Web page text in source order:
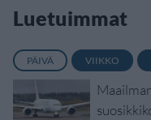
Luetuimmat
PÄIVÄ VIIKKO